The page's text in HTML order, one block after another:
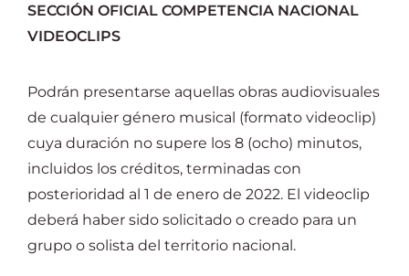
SECCIÓN OFICIAL COMPETENCIA NACIONAL
VIDEOCLIPS
Podrán presentarse aquellas obras audiovisuales
de cualquier género musical (formato videoclip)
cuya duración no supere los 8 (ocho) minutos,
incluidos los créditos, terminadas con
posterioridad al 1 de enero de 2022. El videoclip
deberá haber sido solicitado o creado para un
grupo o solista del territorio nacional.